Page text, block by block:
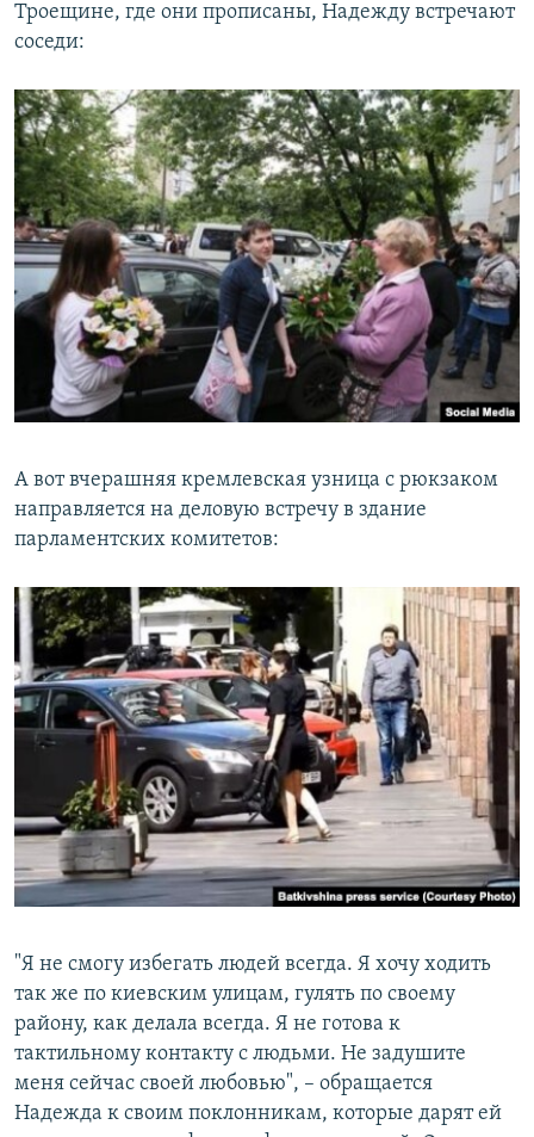
Троещине, где они прописаны, Надежду встречают
соседи:
А вот вчерашняя кремлевская узница с рюкзаком
направляется на деловую встречу в здание
парламентских комитетов:
"Я не смогу избегать людей всегда. Я хочу ходить
так же по киевским улицам, гулять по своему
району, как делала всегда. Я не готова к
тактильному контакту с людьми. Не задушите
меня сейчас своей любовью", – обращается
Надежда к своим поклонникам, которые дарят ей